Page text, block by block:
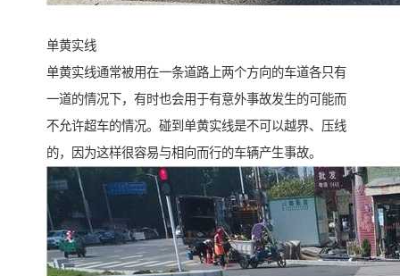
单黄实线
单黄实线通常被用在一条道路上两个方向的车道各只有
一道的情况下，有时也会用于有意外事故发生的可能而
不允许超车的情况。碰到单黄实线是不可以越界、压线
的，因为这样很容易与相向而行的车辆产生事故。